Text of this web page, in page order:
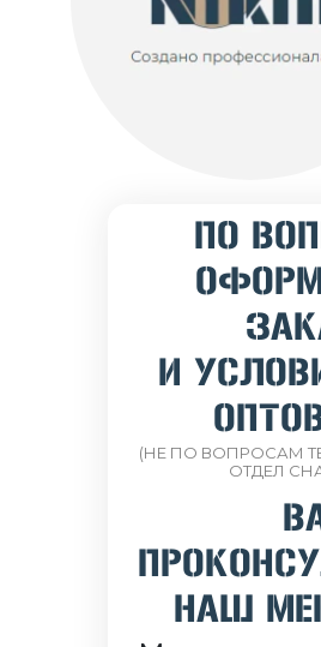
ПО
И
(НЕ ПО ВОПРОСАМ
ОТДЕЛ
НАШ